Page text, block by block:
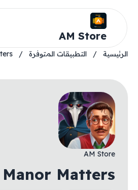
AM Store
الرئيسية / التطبيقات المتوفرة /
AM Store
Manor Matters